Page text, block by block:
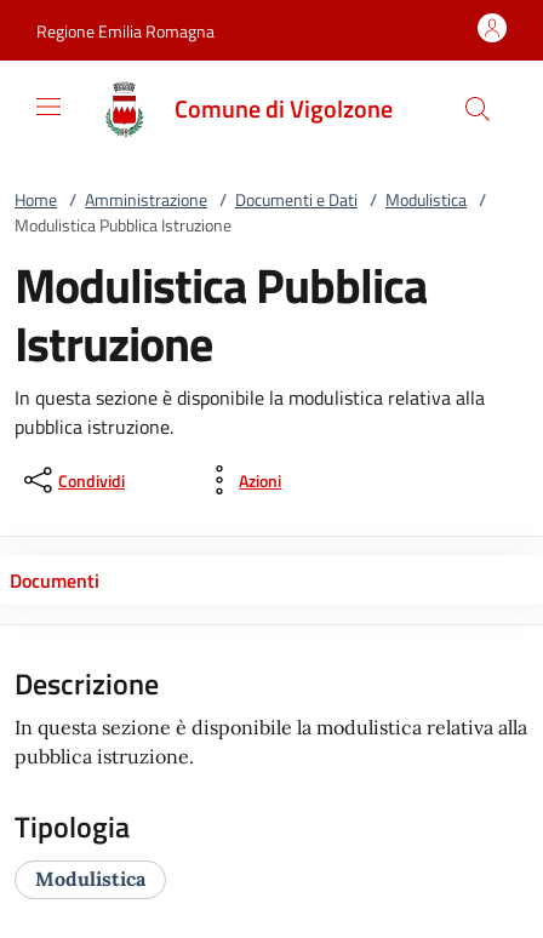
Regione Emilia Romagna
Comune di Vigolzone
Home / Amministrazione / Documenti e Dati / Modulistica /
Modulistica Pubblica Istruzione
Modulistica Pubblica
Istruzione
In questa sezione è disponibile la modulistica relativa alla
pubblica istruzione.
Condividi Azioni
Documenti
Descrizione
In questa sezione è disponibile la modulistica relativa alla
pubblica istruzione.
Tipologia
Modulistica